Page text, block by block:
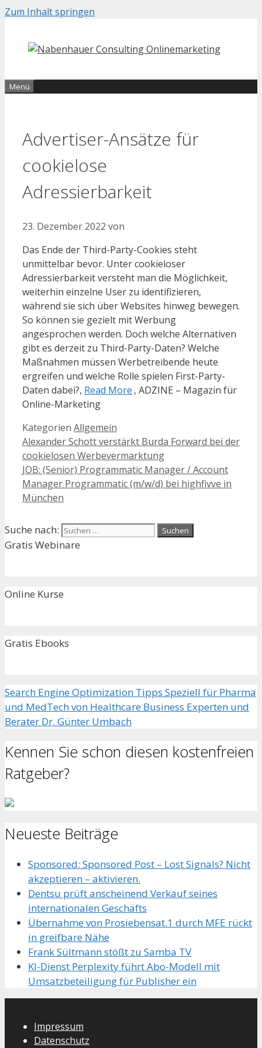
Zum Inhalt springen
Menü
Advertiser-Ansätze für
cookielose
Adressierbarkeit
23. Dezember 2022 von
Das Ende der Third-Party-Cookies steht
unmittelbar bevor. Unter cookieloser
Adressierbarkeit versteht man die Möglichkeit,
weiterhin einzelne User zu identifizieren,
während sie sich über Websites hinweg bewegen.
So können sie gezielt mit Werbung
angesprochen werden. Doch welche Alternativen
gibt es derzeit zu Third-Party-Daten? Welche
Maßnahmen müssen Werbetreibende heute
ergreifen und welche Rolle spielen First-Party-
Daten dabei?, Read More , ADZINE – Magazin für
Online-Marketing
Kategorien Allgemein
Alexander Schott verstärkt Burda Forward bei der
cookielosen Werbevermarktung
JOB: (Senior) Programmatic Manager / Account
Manager Programmatic (m/w/d) bei highfivve in
München
Suche nach:
Gratis Webinare
Online Kurse
Gratis Ebooks
Search Engine Optimization Tipps Speziell für Pharma
und MedTech von Healthcare Business Experten und
Berater Dr. Günter Umbach
Kennen Sie schon diesen kostenfreien
Ratgeber?
Neueste Beiträge
Sponsored: Sponsored Post – Lost Signals? Nicht
akzeptieren – aktivieren.
Dentsu prüft anscheinend Verkauf seines
internationalen Geschäfts
Übernahme von Prosiebensat.1 durch MFE rückt
in greifbare Nähe
Frank Sültmann stößt zu Samba TV
KI-Dienst Perplexity führt Abo-Modell mit
Umsatzbeteiligung für Publisher ein
Impressum
Datenschutz